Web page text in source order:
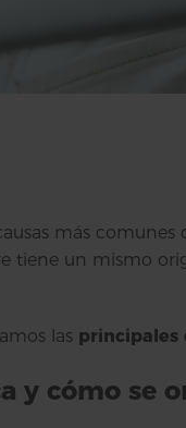
más
tiene un mismo
las principales
y cómo se